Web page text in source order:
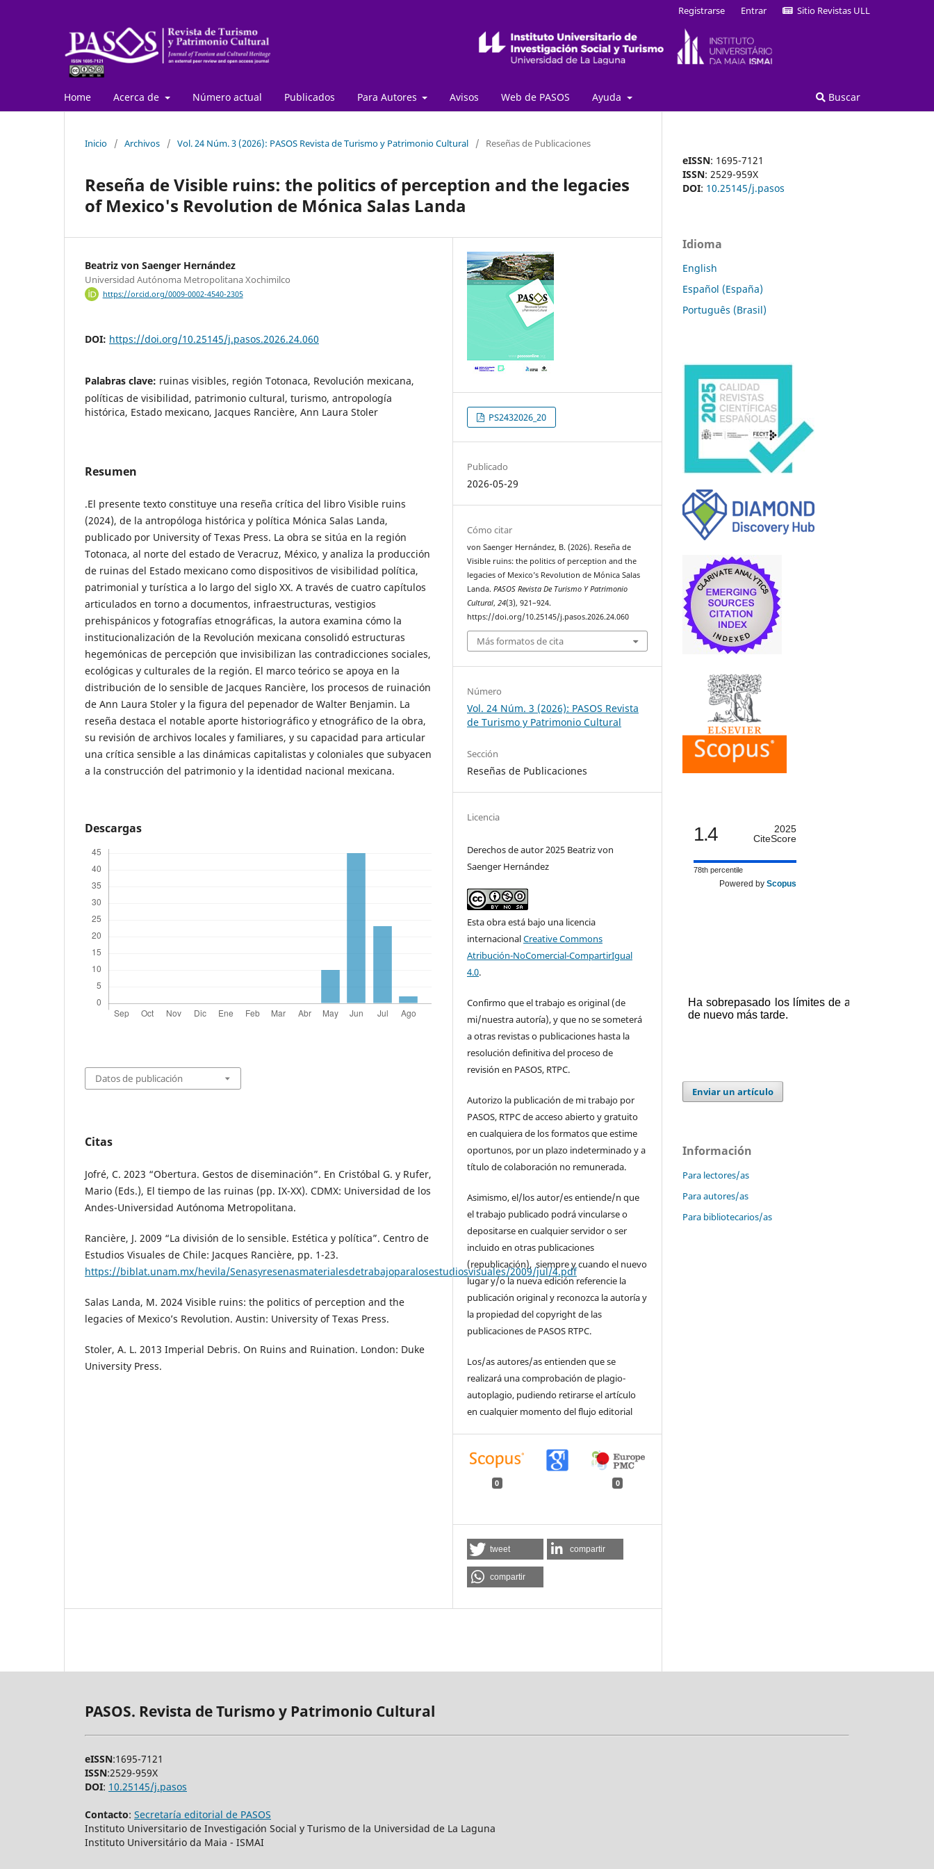
Home Acerca de Número actual Publicados Para Autores Avisos Web de PASOS Ayuda Buscar
Registrarse Entrar Sitio Revistas ULL
Inicio / Archivos / Vol. 24 Núm. 3 (2026): PASOS Revista de Turismo y Patrimonio Cultural / Reseñas de Publicaciones
Reseña de Visible ruins: the politics of perception and the legacies
of Mexico's Revolution de Mónica Salas Landa
Beatriz von Saenger Hernández
Universidad Autónoma Metropolitana Xochimilco
https://orcid.org/0009-0002-4540-2305
DOI: https://doi.org/10.25145/j.pasos.2026.24.060
Palabras clave: ruinas visibles, región Totonaca, Revolución mexicana,
políticas de visibilidad, patrimonio cultural, turismo, antropología
histórica, Estado mexicano, Jacques Rancière, Ann Laura Stoler
Resumen
.El presente texto constituye una reseña crítica del libro Visible ruins
(2024), de la antropóloga histórica y política Mónica Salas Landa,
publicado por University of Texas Press. La obra se sitúa en la región
Totonaca, al norte del estado de Veracruz, México, y analiza la producción
de ruinas del Estado mexicano como dispositivos de visibilidad política,
patrimonial y turística a lo largo del siglo XX. A través de cuatro capítulos
articulados en torno a documentos, infraestructuras, vestigios
prehispánicos y fotografías etnográficas, la autora examina cómo la
institucionalización de la Revolución mexicana consolidó estructuras
hegemónicas de percepción que invisibilizan las contradicciones sociales,
ecológicas y culturales de la región. El marco teórico se apoya en la
distribución de lo sensible de Jacques Rancière, los procesos de ruinación
de Ann Laura Stoler y la figura del pepenador de Walter Benjamin. La
reseña destaca el notable aporte historiográfico y etnográfico de la obra,
su revisión de archivos locales y familiares, y su capacidad para articular
una crítica sensible a las dinámicas capitalistas y coloniales que subyacen
a la construcción del patrimonio y la identidad nacional mexicana.
Descargas
Datos de publicación
Citas
Jofré, C. 2023 “Obertura. Gestos de diseminación”. En Cristóbal G. y Rufer,
Mario (Eds.), El tiempo de las ruinas (pp. IX-XX). CDMX: Universidad de los
Andes-Universidad Autónoma Metropolitana.
Rancière, J. 2009 “La división de lo sensible. Estética y política”. Centro de
Estudios Visuales de Chile: Jacques Rancière, pp. 1-23.
https://biblat.unam.mx/hevila/Senasyresenasmaterialesdetrabajoparalosestudiosvisuales/2009/jul/4.pdf
Salas Landa, M. 2024 Visible ruins: the politics of perception and the
legacies of Mexico’s Revolution. Austin: University of Texas Press.
Stoler, A. L. 2013 Imperial Debris. On Ruins and Ruination. London: Duke
University Press.
PS2432026_20
Publicado
2026-05-29
Cómo citar
von Saenger Hernández, B. (2026). Reseña de
Visible ruins: the politics of perception and the
legacies of Mexico’s Revolution de Mónica Salas
Landa.PASOS Revista De Turismo Y Patrimonio
Cultural,24(3), 921–924.
https://doi.org/10.25145/j.pasos.2026.24.060
Más formatos de cita
Número
Vol. 24 Núm. 3 (2026): PASOS Revista
de Turismo y Patrimonio Cultural
Sección
Reseñas de Publicaciones
Licencia
Derechos de autor 2025 Beatriz von
Saenger Hernández
Esta obra está bajo una licencia
internacionalCreative Commons
Atribución-NoComercial-CompartirIgual
4.0.
Confirmo que el trabajo es original (de
mi/nuestra autoría), y que no se someterá
a otras revistas o publicaciones hasta la
resolución definitiva del proceso de
revisión en PASOS, RTPC.
Autorizo la publicación de mi trabajo por
PASOS, RTPC de acceso abierto y gratuito
en cualquiera de los formatos que estime
oportunos, por un plazo indeterminado y a
título de colaboración no remunerada.
Asimismo, el/los autor/es entiende/n que
el trabajo publicado podrá vincularse o
depositarse en cualquier servidor o ser
incluido en otras publicaciones
(republicación), siempre y cuando el nuevo
lugar y/o la nueva edición referencie la
publicación original y reconozca la autoría y
la propiedad del copyright de las
publicaciones de PASOS RTPC.
Los/as autores/as entienden que se
realizará una comprobación de plagio-
autoplagio, pudiendo retirarse el artículo
en cualquier momento del flujo editorial
0 0
tweet compartir
compartir
eISSN: 1695-7121
ISSN: 2529-959X
DOI: 10.25145/j.pasos
Idioma
English
Español (España)
Português (Brasil)
1.4
2025
CiteScore
78th percentile
Powered by Scopus
Enviar un artículo
Información
Para lectores/as
Para autores/as
Para bibliotecarios/as
PASOS. Revista de Turismo y Patrimonio Cultural
eISSN:1695-7121
ISSN:2529-959X
DOI: 10.25145/j.pasos
Contacto: Secretaría editorial de PASOS
Instituto Universitario de Investigación Social y Turismo de la Universidad de La Laguna
Instituto Universitário da Maia - ISMAI